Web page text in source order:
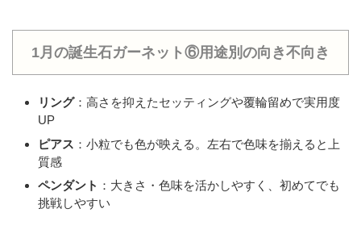
1月の誕生石ガーネット⑥用途別の向き不向き
リング：高さを抑えたセッティングや覆輪留めで実用度
UP
ピアス ：小粒でも色が映える。左右で色味を揃えると上
質感
ペンダント ：大きさ・色味を活かしやすく、初めてでも
挑戦しやすい